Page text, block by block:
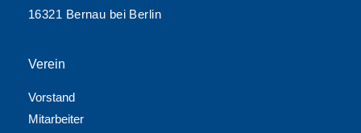
16321 Bernau bei Berlin
Verein
Vorstand
Mitarbeiter